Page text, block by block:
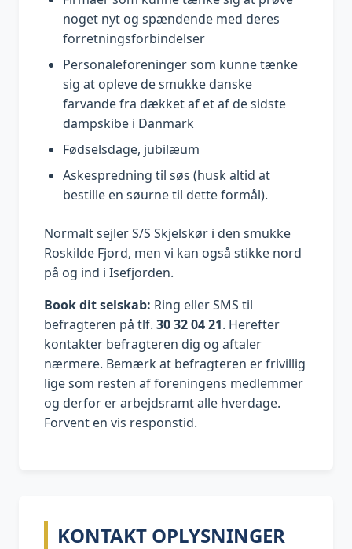
noget nyt og spændende med deres
forretningsforbindelser
Personaleforeninger som kunne tænke
sig at opleve de smukke danske
farvande fra dækket af et af de sidste
dampskibe i Danmark
Fødselsdage, jubilæum
Askespredning til søs (husk altid at
bestille en søurne til dette formål).
Normalt sejler S/S Skjelskør i den smukke
Roskilde Fjord, men vi kan også stikke nord
på og ind i Isefjorden.
Book dit selskab: Ring eller SMS til
befragteren på tlf. 30 32 04 21. Herefter
kontakter befragteren dig og aftaler
nærmere. Bemærk at befragteren er frivillig
lige som resten af foreningens medlemmer
og derfor er arbejdsramt alle hverdage.
Forvent en vis responstid.
KONTAKT OPLYSNINGER